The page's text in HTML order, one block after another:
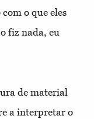
o que eles
fiz nada, eu
de material
a interpretar o